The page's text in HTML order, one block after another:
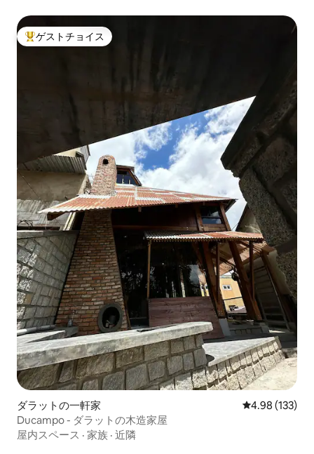
大好評のゲストチョイスです。
ゲストチョイス
ダラットの一軒家 レビュー133
4.98 (133)
Ducampo - ダラットの木造家屋
屋内スペース · 家族 · 近隣